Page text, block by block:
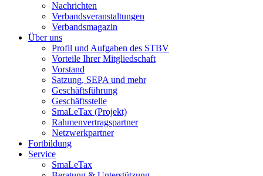
Nachrichten
Verbandsveranstaltungen
Verbandsmagazin
Über uns
Profil und Aufgaben des STBV
Vorteile Ihrer Mitgliedschaft
Vorstand
Satzung, SEPA und mehr
Geschäftsführung
Geschäftsstelle
SmaLeTax (Projekt)
Rahmenvertragspartner
Netzwerkpartner
Fortbildung
Service
SmaLeTax